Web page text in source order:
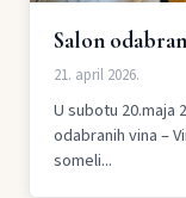
Salon
21. april 2026.
U subotu 20.maja
odabranih vina –
someli...